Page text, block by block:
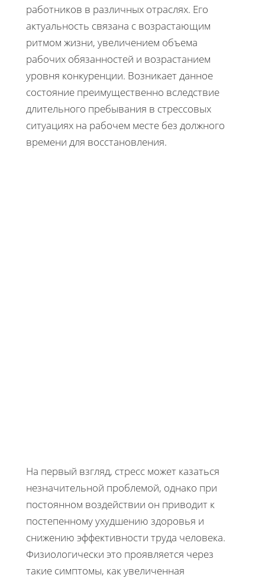
работников в различных отраслях. Его
актуальность связана с возрастающим
ритмом жизни, увеличением объема
рабочих обязанностей и возрастанием
уровня конкуренции. Возникает данное
состояние преимущественно вследствие
длительного пребывания в стрессовых
ситуациях на рабочем месте без должного
времени для восстановления.
На первый взгляд, стресс может казаться
незначительной проблемой, однако при
постоянном воздействии он приводит к
постепенному ухудшению здоровья и
снижению эффективности труда человека.
Физиологически это проявляется через
такие симптомы, как увеличенная